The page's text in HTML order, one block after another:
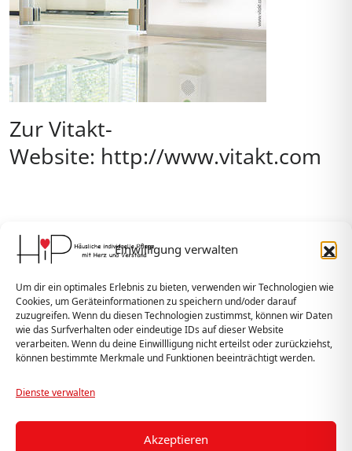
Einwilligung verwalten
Um dir ein optimales Erlebnis zu bieten, verwenden wir Technologien wie
Cookies, um Geräteinformationen zu speichern und/oder darauf
zuzugreifen. Wenn du diesen Technologien zustimmst, können wir Daten
wie das Surfverhalten oder eindeutige IDs auf dieser Website
verarbeiten. Wenn du deine Einwillligung nicht erteilst oder zurückziehst,
können bestimmte Merkmale und Funktionen beeinträchtigt werden.
Dienste verwalten
Akzeptieren
Zur Vitakt-
Website: http://www.vitakt.com
HiP GmbH
Hofackerstraße 7
74232 Abstatt